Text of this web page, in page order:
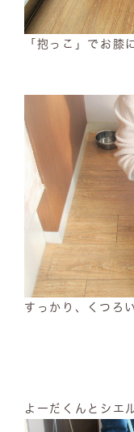
「抱っこ」でお膝
すっかり、くつろ
よーだくんとシエ